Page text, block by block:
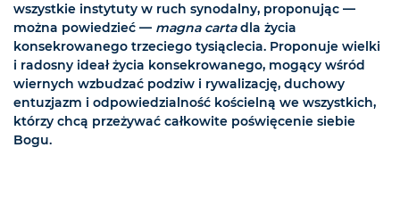
wszystkie instytuty w ruch synodalny, proponując —
można powiedzieć — magna cartadla życia
konsekrowanego trzeciego tysiąclecia. Proponuje wielki
i radosny ideał życia konsekrowanego, mogący wśród
wiernych wzbudzać podziw i rywalizację, duchowy
entuzjazm i odpowiedzialność kościelną we wszystkich,
którzy chcą przeżywać całkowite poświęcenie siebie
Bogu.